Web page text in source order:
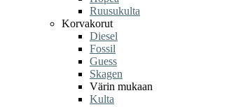
Ruusukulta
Korvakorut
Diesel
Fossil
Guess
Skagen
Värin mukaan
Kulta